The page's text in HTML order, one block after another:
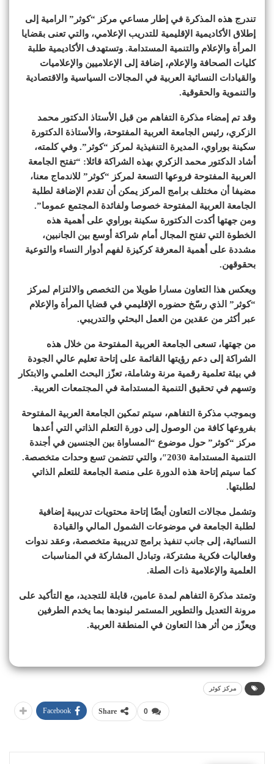
تندرج هذه المذكرة في إطار مساعي مركز “كوثر” الرامية إلى
إطلاق الأكاديمية الإقليمية للتدريب الإعلامي، والتي تعنى بقضايا
المرأة والإعلام والتنمية المستدامة. وتستهدف الأكاديمية طلبة
كليات الصحافة والإعلام، إضافة إلى الإعلاميين والإعلاميات
والقيادات النسائية العربية في المجالات السياسية والاقتصادية
والتنموية والحقوقية.
وقد تم إمضاء مذكرة التفاهم من قبل الأستاذ الدكتور محمد
الزكري، رئيس الجامعة العربية المفتوحة، والأستاذة الدكتورة
سكينة بوراوي، المديرة التنفيذية لمركز “كوثر”. وفي كلمته،
أشاد الدكتور محمد الزكري بهذه الشراكة قائلا: “تفتح الجامعة
العربية المفتوحة فروعها التسعة لمركز “كوثر” للاندماج معنا،
مضيفا أن مختلف برامج المركز يمكن أن تقدم الإضافة لطلبة
الجامعة العربية المفتوحة خصوصا ولفائدة المجتمع عموما”.
ومن جهتها أكدت الدكتورة سكينة بوراوي على أهمية هذه
الخطوة التي تفتح المجال أمام شراكة أوسع بين الجانبين،
مشددة على أهمية المعرفة كركيزة لفهم أدوار النساء والتوعية
بحقوقهن.
ويعكس هذا التعاون مسارا طويلا من التخصص والالتزام لمركز
“كوثر” الذي رسّخ حضوره الإقليمي في قضايا المرأة والإعلام
عبر أكثر من عقدين من العمل البحثي والتدريبي.
من جهتها، تسعى الجامعة العربية المفتوحة من خلال هذه
الشراكة إلى دعم رؤيتها القائمة على إتاحة تعليم عالي الجودة
في بيئة تعلمية رقمية مرنة وشاملة، تعزّز البحث العلمي والابتكار
وتسهم في تحقيق التنمية المستدامة في المجتمعات العربية.
وبموجب مذكرة التفاهم، سيتم تمكين الجامعة العربية المفتوحة
بفروعها كافة من الوصول إلى دورة التعلم الذاتي التي أعدها
مركز “كوثر” حول موضوع “المساواة بين الجنسين في أجندة
التنمية المستدامة 2030″، والتي تتضمن تسع وحدات متخصصة.
كما سيتم إتاحة هذه الدورة على منصة الجامعة للتعلم الذاتي
لطلبتها.
وتشمل مجالات التعاون أيضًا إتاحة محتويات تدريبية إضافية
لطلبة الجامعة في موضوعات الشمول المالي والقيادة
النسائية، إلى جانب تنفيذ برامج تدريبية متخصصة، وعقد ندوات
وفعاليات فكرية مشتركة، وتبادل المشاركة في المناسبات
العلمية والإعلامية ذات الصلة.
وتمتد مذكرة التفاهم لمدة عامين، قابلة للتجديد، مع التأكيد على
مرونة التعديل والتطوير المستمر لبنودها بما يخدم الطرفين
ويعزّز من أثر هذا التعاون في المنطقة العربية.
مركز كوثر
0
Share
Facebook